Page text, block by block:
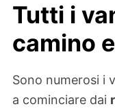
Tutti i
camino
Sono numerosi i
a cominciare dai